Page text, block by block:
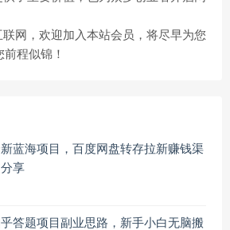
网，欢迎加入本站会员，将尽早为您
程似锦！
蓝海项目，百度网盘转存拉新赚钱渠
享
答题项目副业思路，新手小白无脑搬